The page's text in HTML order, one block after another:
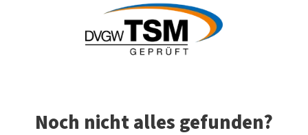
Noch nicht alles gefunden?